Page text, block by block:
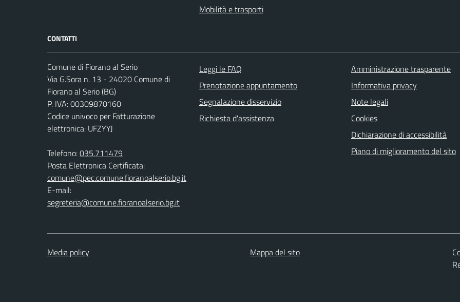
Mobilità e trasporti
CONTATTI
Comune di Fiorano al Serio
Via G.Sora n. 13 - 24020 Comune di
Fiorano al Serio (BG)
P. IVA: 00309870160
Codice univoco per Fatturazione
elettronica: UFZYYJ
Telefono:035.711479
Posta Elettronica Certificata:
comune@pec.comune.fioranoalserio.bg.it
E-mail:
segreteria@comune.fioranoalserio.bg.it
Leggi le FAQ
Prenotazione appuntamento
Segnalazione disservizio
Richiesta d'assistenza
Amministrazione trasparente
Informativa privacy
Note legali
Cookies
Dichiarazione di accessibilità
Piano di miglioramento del sito
Media policy Mappa del sito